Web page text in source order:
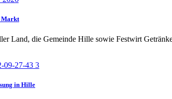
Markt
Land, die Gemeinde Hille sowie Festwirt
in Hille